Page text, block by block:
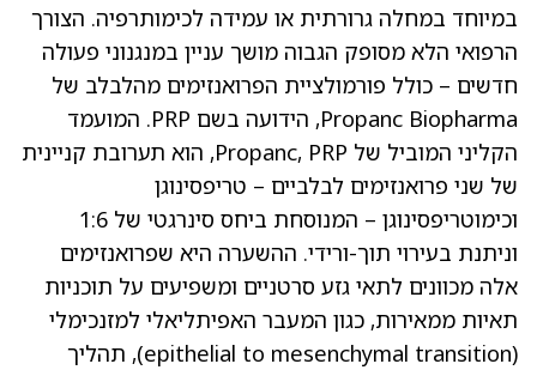
במיוחד במחלה גרורתית או עמידה לכימותרפיה. הצורך
הרפואי הלא מסופק הגבוה מושך עניין במנגנוני פעולה
חדשים – כולל פורמולציית הפרואנזימים מהלבלב של
Propanc Biopharma, הידועה בשם PRP. המועמד
הקליני המוביל של Propanc, PRP, הוא תערובת קניינית
של שני פרואנזימים לבלביים – טריפסינוגן
וכימוטריפסינוגן – המנוסחת ביחס סינרגטי של 1:6
וניתנת בעירוי תוך-ורידי. ההשערה היא שפרואנזימים
אלה מכוונים לתאי גזע סרטניים ומשפיעים על תוכניות
תאיות ממאירות, כגון המעבר האפיתליאלי למזנכימלי
(epithelial to mesenchymal transition), תהליך